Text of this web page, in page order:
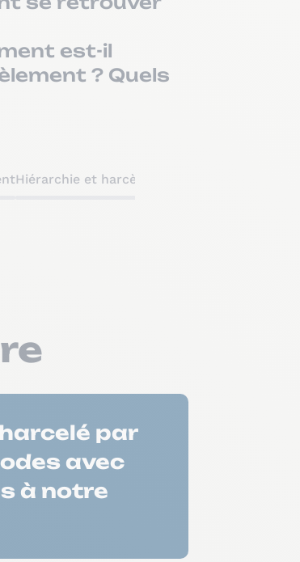
est-il
? Quels
Hiérarchie et harcèlement
par
avec
à notre